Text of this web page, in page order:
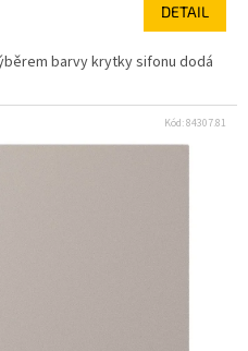
DETAIL
barvy krytky sifonu dodá
Kód:84307.81